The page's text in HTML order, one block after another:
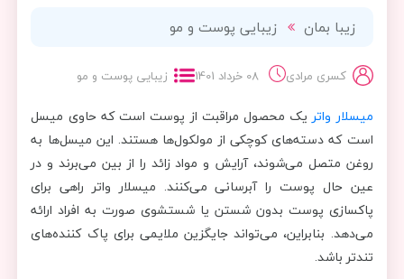
زیبا بمان زیبایی پوست و مو
کسری مرادی 08 خرداد 1401 زیبایی پوست و مو
میسلار واتریک محصول مراقبت از پوست است که حاوی میسل
است که دسته‌های کوچکی از مولکول‌ها هستند. این میسل‌ها به
روغن متصل می‌شوند، آرایش و مواد زائد را از بین می‌برند و در
عین حال پوست را آبرسانی می‌کنند. میسلار واتر راهی برای
پاکسازی پوست بدون شستن یا شستشوی صورت به افراد ارائه
می‌دهد. بنابراین، می‌تواند جایگزین ملایمی برای پاک کننده‌های
تندتر باشد.